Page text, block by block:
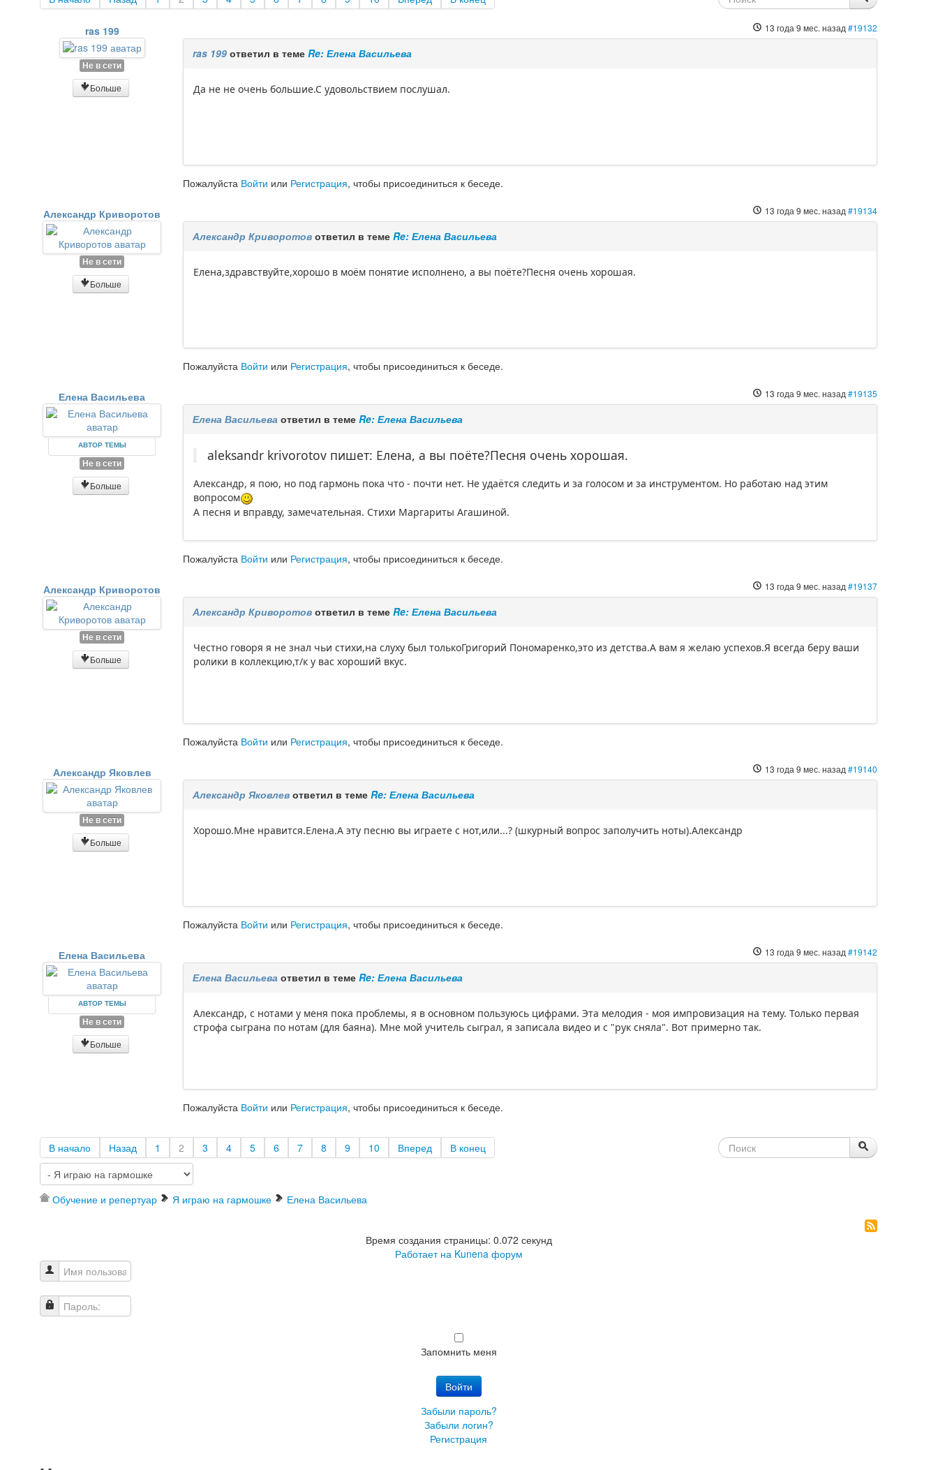
ras 199
Не в сети
Больше
13 года 9 мес. назад #19132
ras 199 ответил в темеRe: Елена Васильева
Да не не очень большие.С удовольствием послушал.
Пожалуйста Войти или Регистрация, чтобы присоединиться к беседе.
Александр Криворотов
Не в сети
Больше
13 года 9 мес. назад #19134
Александр Криворотов ответил в темеRe: Елена Васильева
Елена,здравствуйте,хорошо в моём понятие исполнено, а вы поёте?Песня очень хорошая.
Пожалуйста Войти или Регистрация, чтобы присоединиться к беседе.
Елена Васильева
АВТОР ТЕМЫ
Не в сети
Больше
13 года 9 мес. назад #19135
Елена Васильева ответил в темеRe: Елена Васильева
aleksandr krivorotov пишет: Елена, а вы поёте?Песня очень хорошая.
Александр, я пою, но под гармонь пока что - почти нет. Не удаётся следить и за голосом и за инструментом. Но работаю над этим
вопросом
А песня и вправду, замечательная. Стихи Маргариты Агашиной.
Пожалуйста Войти или Регистрация, чтобы присоединиться к беседе.
Александр Криворотов
Не в сети
Больше
13 года 9 мес. назад #19137
Александр Криворотов ответил в темеRe: Елена Васильева
Честно говоря я не знал чьи стихи,на слуху был толькоГригорий Пономаренко,это из детства.А вам я желаю успехов.Я всегда беру ваши
ролики в коллекцию,т/к у вас хороший вкус.
Пожалуйста Войти или Регистрация, чтобы присоединиться к беседе.
Александр Яковлев
Не в сети
Больше
13 года 9 мес. назад #19140
Александр Яковлев ответил в темеRe: Елена Васильева
Хорошо.Мне нравится.Елена.А эту песню вы играете с нот,или...? (шкурный вопрос заполучить ноты).Александр
Пожалуйста Войти или Регистрация, чтобы присоединиться к беседе.
Елена Васильева
АВТОР ТЕМЫ
Не в сети
Больше
13 года 9 мес. назад #19142
Елена Васильева ответил в темеRe: Елена Васильева
Александр, с нотами у меня пока проблемы, я в основном пользуюсь цифрами. Эта мелодия - моя импровизация на тему. Только первая
строфа сыграна по нотам (для баяна). Мне мой учитель сыграл, я записала видео и с "рук сняла". Вот примерно так.
Пожалуйста Войти или Регистрация, чтобы присоединиться к беседе.
В начало Назад 1 2 3 4 5 6 7 8 9 10 Вперед В конец
Обучение и репертуар Я играю на гармошке Елена Васильева
Время создания страницы: 0.072 секунд
Работает на Kunena форум
Имя пользователя
Пароль:
Запомнить меня
Войти
Забыли пароль?
Забыли логин?
Регистрация